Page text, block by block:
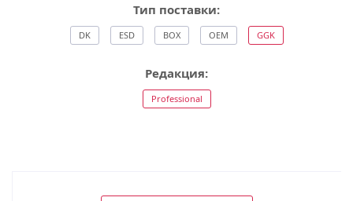
Тип поставки:
DK ESD BOX OEM GGK
Редакция:
Professional